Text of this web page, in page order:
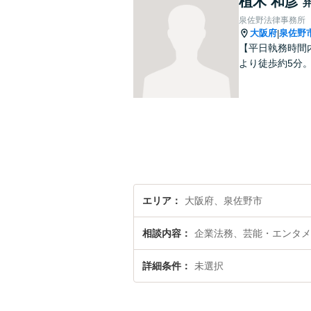
泉佐野法律事務所
大阪府|泉佐野
【平日執務時
より徒歩約5分
エリア 大阪府、泉佐野市
相談内容 企業法務、芸能・エンタ
詳細条件 未選択